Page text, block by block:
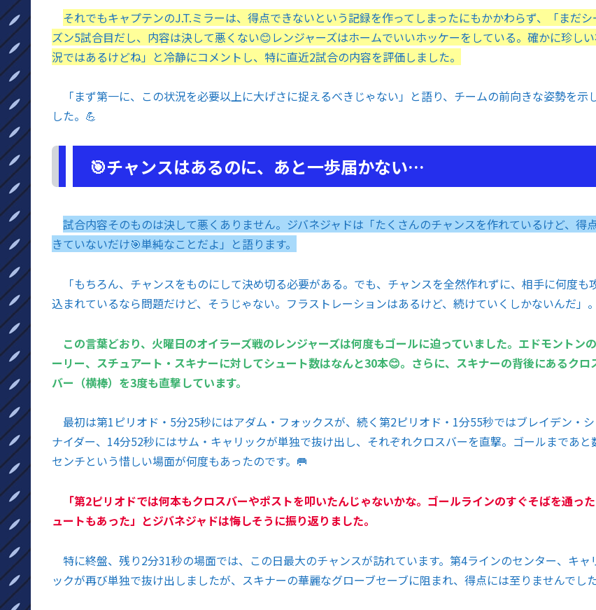
それでもキャプテンのJ.T.ミラーは、得点できないという記録を作ってしまったにもかかわらず、「まだシ
ズン5試合目だし、内容は決して悪くない😊レンジャーズはホームでいいホッケーをしている。確かに珍し
況ではあるけどね」と冷静にコメントし、特に直近2試合の内容を評価しました。
「まず第一に、この状況を必要以上に大げさに捉えるべきじゃない」と語り、チームの前向きな姿勢を示
した。💪
🎯チャンスはあるのに、あと一歩届かない…
試合内容そのものは決して悪くありません。ジバネジャドは「たくさんのチャンスを作れているけど、得
きていないだけ🎯単純なことだよ」と語ります。
「もちろん、チャンスをものにして決め切る必要がある。でも、チャンスを全然作れずに、相手に何度も
込まれているなら問題だけど、そうじゃない。フラストレーションはあるけど、続けていくしかないんだ」。
この言葉どおり、火曜日のオイラーズ戦のレンジャーズは何度もゴールに迫っていました。エドモントン
ーリー、スチュアート・スキナーに対してシュート数はなんと30本😊。さらに、スキナーの背後にあるクロ
バー（横棒）を3度も直撃しています。
最初は第1ピリオド・5分25秒にはアダム・フォックスが、続く第2ピリオド・1分55秒ではブレイデン・
ナイダー、14分52秒にはサム・キャリックが単独で抜け出し、それぞれクロスバーを直撃。ゴールまであと
センチという惜しい場面が何度もあったのです。🥅
「第2ピリオドでは何本もクロスバーやポストを叩いたんじゃないかな。ゴールラインのすぐそばを通っ
ュートもあった」とジバネジャドは悔しそうに振り返りました。
特に終盤、残り2分31秒の場面では、この日最大のチャンスが訪れています。第4ラインのセンター、キャ
ックが再び単独で抜け出しましたが、スキナーの華麗なグローブセーブに阻まれ、得点には至りませんでした